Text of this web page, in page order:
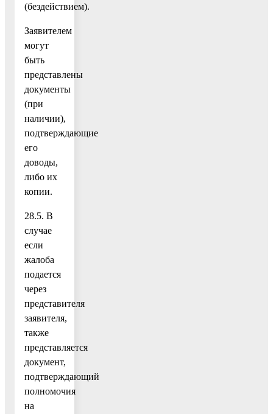
(бездействием).
Заявителем
могут
быть
представлены
документы
(при
наличии),
подтверждающие
его
доводы,
либо их
копии.
28.5. В
случае
если
жалоба
подается
через
представителя
заявителя,
также
представляется
документ,
подтверждающий
полномочия
на